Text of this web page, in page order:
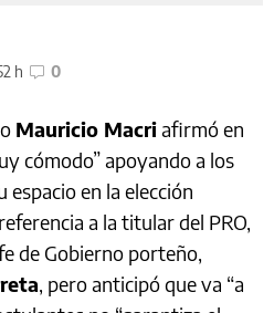
h 0
Mauricio Macriafirmó en
cómodo” apoyando a los
espacio en la elección
a la titular del PRO,
de Gobierno porteño,
, pero anticipó que va “a